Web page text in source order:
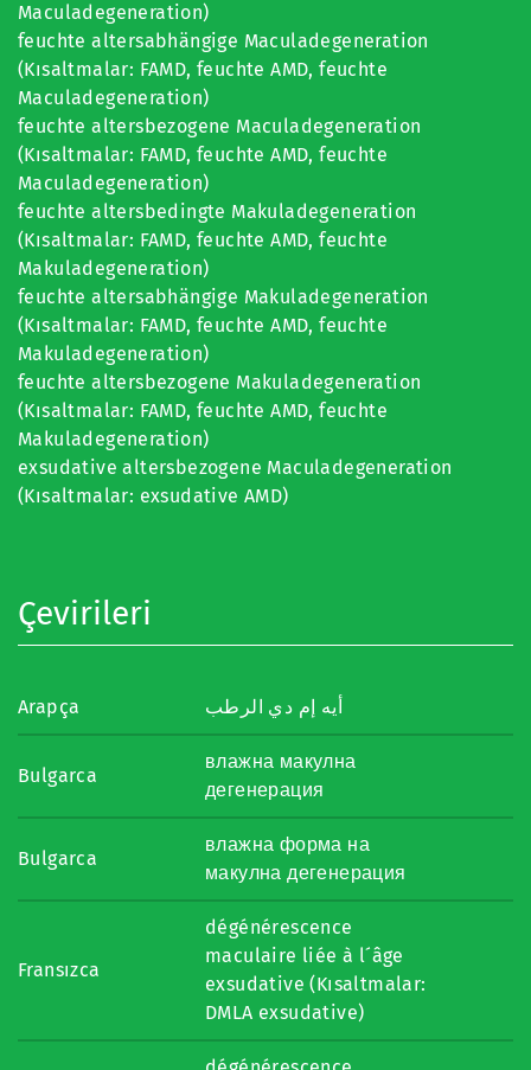
Maculadegeneration)
feuchte altersabhängige Maculadegeneration
(Kısaltmalar: FAMD, feuchte AMD, feuchte
Maculadegeneration)
feuchte altersbezogene Maculadegeneration
(Kısaltmalar: FAMD, feuchte AMD, feuchte
Maculadegeneration)
feuchte altersbedingte Makuladegeneration
(Kısaltmalar: FAMD, feuchte AMD, feuchte
Makuladegeneration)
feuchte altersabhängige Makuladegeneration
(Kısaltmalar: FAMD, feuchte AMD, feuchte
Makuladegeneration)
feuchte altersbezogene Makuladegeneration
(Kısaltmalar: FAMD, feuchte AMD, feuchte
Makuladegeneration)
exsudative altersbezogene Maculadegeneration
(Kısaltmalar: exsudative AMD)
Çevirileri
Arapça أيه إم دي الرطب
Bulgarca
влажна макулна
дегенерация
Bulgarca
влажна форма на
макулна дегенерация
Fransızca
dégénérescence
maculaire liée à l´âge
exsudative (Kısaltmalar:
DMLA exsudative)